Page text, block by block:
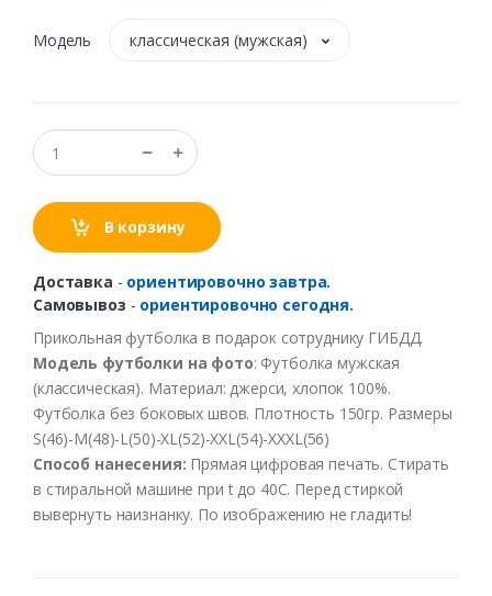
Модель классическая (мужская)
В корзину
Доставка - ориентировочно завтра.
Самовывоз - ориентировочно сегодня.
Прикольная футболка в подароксотруднику ГИБДД.
Модель футболки на фото: Футболка мужская
(классическая). Материал:джерси,хлопок 100%.
Футболка без боковых швов. Плотность 150гр. Размеры
S(46)-M(48)-L(50)-XL(52)-XXL(54)-XXXL(56)
Способ нанесения: Прямая цифровая печать. Стирать
в стиральной машине при tдо 40С. Перед стиркой
вывернуть наизнанку. По изображению не гладить!